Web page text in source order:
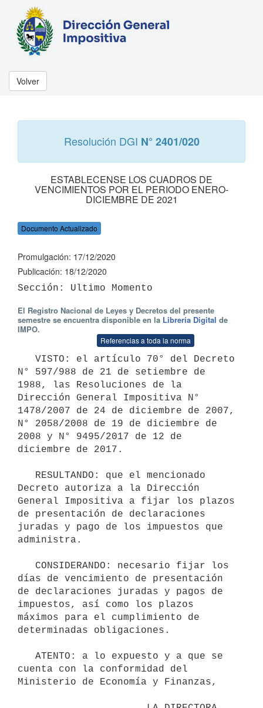
Volver
Resolución DGI N° 2401/020
ESTABLECENSE LOS CUADROS DE
VENCIMIENTOS POR EL PERIODO ENERO-
DICIEMBRE DE 2021
Documento Actualizado
Promulgación: 17/12/2020
Publicación: 18/12/2020
El Registro Nacional de Leyes y Decretos del presente
semestre se encuentra disponible en la Librería Digital de
IMPO.
Referencias a toda la norma
N° 597/988 de 21 de setiembre de
1988, las Resoluciones de la
Dirección General Impositiva N°
1478/2007 de 24 de diciembre de 2007,
N° 2058/2008 de 19 de diciembre de
2008 y N° 9495/2017 de 12 de
diciembre de 2017.
Decreto autoriza a la Dirección
General Impositiva a fijar los plazos
de presentación de declaraciones
juradas y pago de los impuestos que
administra.
días de vencimiento de presentación
de declaraciones juradas y pagos de
impuestos, así como los plazos
máximos para el cumplimiento de
determinadas obligaciones.
cuenta con la conformidad del
Ministerio de Economía y Finanzas,